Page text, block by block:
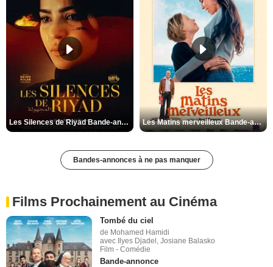
Les Silences de Riyad Bande-annonce VO STFR Les Matins merveilleux Bande-annonce VF
Bandes-annonces à ne pas manquer
Films Prochainement au Cinéma
Tombé du ciel
de Mohamed Hamidi
avec Ilyes Djadel, Josiane Balasko
Film - Comédie
Bande-annonce